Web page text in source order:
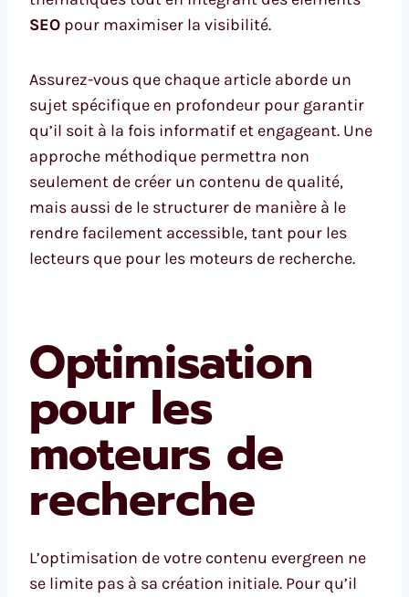
SEO pour maximiser la visibilité.
Assurez-vous que chaque article aborde un
sujet spécifique en profondeur pour garantir
qu’il soit à la fois informatif et engageant. Une
approche méthodique permettra non
seulement de créer un contenu de qualité,
mais aussi de le structurer de manière à le
rendre facilement accessible, tant pour les
lecteurs que pour les moteurs de recherche.
Optimisation
pour les
moteurs de
recherche
L’optimisation de votre contenu evergreen ne
se limite pas à sa création initiale. Pour qu’il